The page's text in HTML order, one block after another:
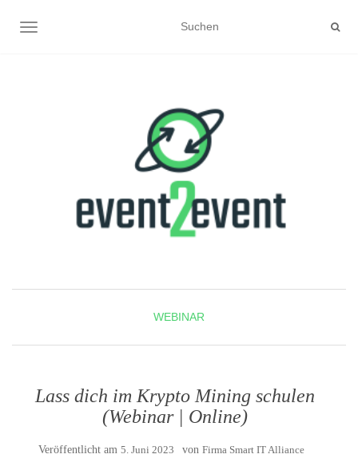
NAVIGATION UMSCHALTEN
WEBINAR
Lass dich im Krypto Mining schulen
(Webinar | Online)
Veröffentlicht am 5. Juni 2023 von Firma Smart IT Alliance